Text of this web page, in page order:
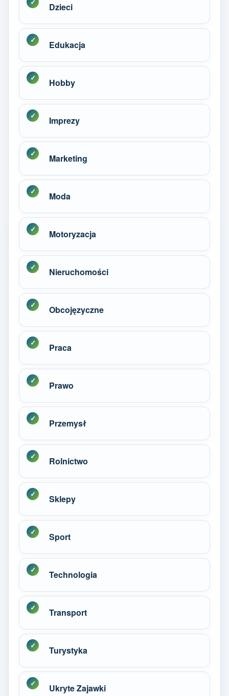
Dzieci
Edukacja
Hobby
Imprezy
Marketing
Moda
Motoryzacja
Nieruchomości
Obcojęzyczne
Praca
Prawo
Przemysł
Rolnictwo
Sklepy
Sport
Technologia
Transport
Turystyka
Ukryte Zajawki